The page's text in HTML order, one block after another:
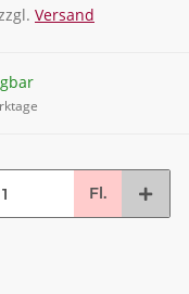
Versand
Fl.